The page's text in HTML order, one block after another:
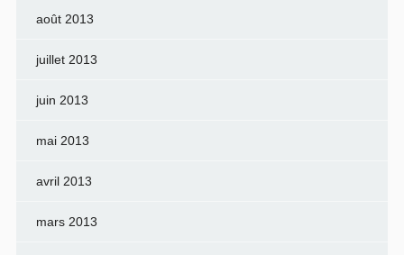
août 2013
juillet 2013
juin 2013
mai 2013
avril 2013
mars 2013